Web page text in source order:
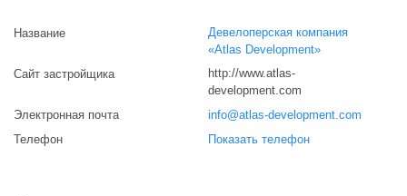
Название
Девелоперская компания
«Atlas Development»
Сайт застройщика
http://www.atlas-
development.com
Электронная почта
info@atlas-development.com
Телефон
Показать телефон